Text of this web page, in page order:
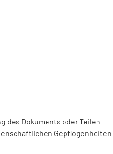
des Dokuments oder Teilen
Gepflogenheiten